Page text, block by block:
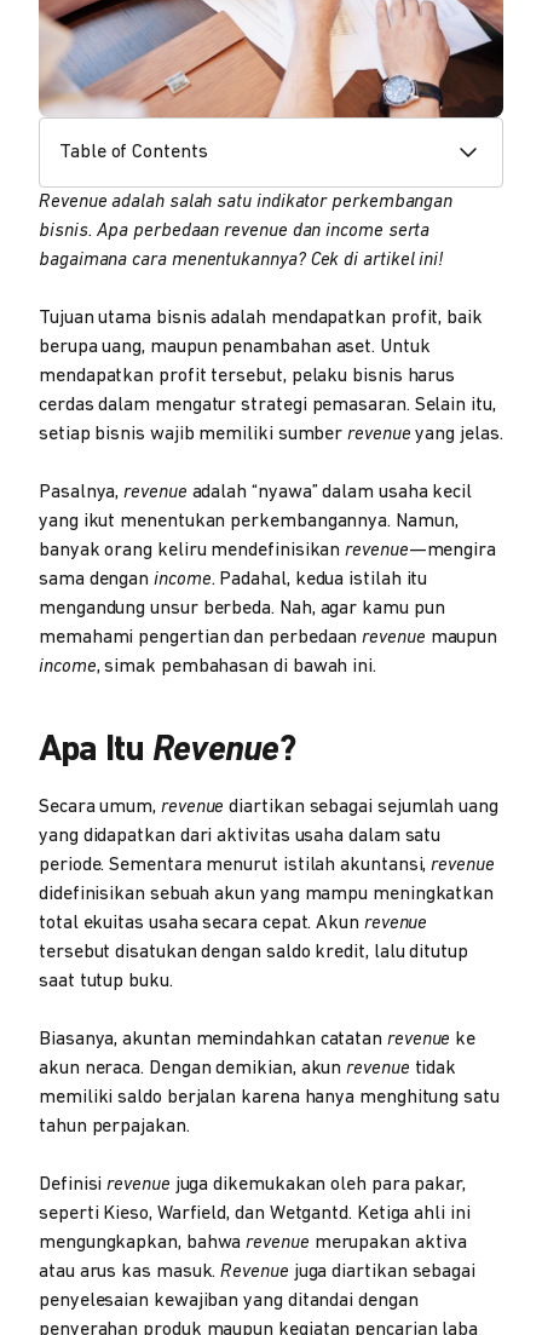
Table of Contents
Revenue adalah salah satu indikator perkembangan
bisnis. Apa perbedaan revenue dan income serta
bagaimana cara menentukannya? Cek di artikel ini!
Tujuan utama bisnis adalah mendapatkan profit, baik
berupa uang, maupun penambahan aset. Untuk
mendapatkan profit tersebut, pelaku bisnis harus
cerdas dalam mengatur strategi pemasaran. Selain itu,
setiap bisnis wajib memiliki sumberrevenue yang jelas.
Pasalnya,revenue adalah “nyawa” dalam usaha kecil
yang ikut menentukan perkembangannya. Namun,
banyak orang keliru mendefinisikanrevenue—mengira
sama denganincome. Padahal, kedua istilah itu
mengandung unsur berbeda. Nah, agar kamu pun
memahami pengertian dan perbedaanrevenue maupun
income, simak pembahasan di bawah ini.
Apa Itu Revenue?
Secara umum, revenue diartikan sebagai sejumlah uang
yang didapatkan dari aktivitas usaha dalam satu
periode. Sementara menurut istilah akuntansi,revenue
didefinisikan sebuah akun yang mampu meningkatkan
total ekuitas usaha secara cepat. Akun revenue
tersebut disatukan dengan saldo kredit, lalu ditutup
saat tutup buku.
Biasanya, akuntan memindahkan catatan revenue ke
akun neraca. Dengan demikian, akunrevenue tidak
memiliki saldo berjalan karena hanya menghitung satu
tahun perpajakan.
Definisirevenue juga dikemukakan oleh para pakar,
seperti Kieso, Warfield, dan Wetgantd. Ketiga ahli ini
mengungkapkan, bahwarevenue merupakan aktiva
atau arus kas masuk.Revenue juga diartikan sebagai
penyelesaian kewajiban yang ditandai dengan
penyerahan produk maupun kegiatan pencarian laba